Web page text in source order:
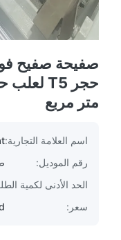
صفيحة صفيح
متر مربع
اسم العلامة التجارية:talat
رقم الموديل:
صفيح ETP
الحد الأدنى لكمية الطلب: